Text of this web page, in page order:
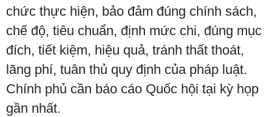
chức thực hiện, bảo đảm đúng chính sách,
chế độ, tiêu chuẩn, định mức chi, đúng mục
đích, tiết kiệm, hiệu quả, tránh thất thoát,
lãng phí, tuân thủ quy định của pháp luật.
Chính phủ cần báo cáo Quốc hội tại kỳ họp
gần nhất.